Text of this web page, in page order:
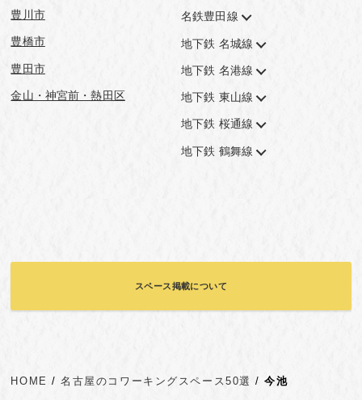
豊川市
豊橋市
豊田市
金山・神宮前・熱田区
名鉄豊田線
地下鉄 名城線
地下鉄 名港線
地下鉄 東山線
地下鉄 桜通線
地下鉄 鶴舞線
スペース掲載について
HOME 名古屋のコワーキングスペース50選 今池